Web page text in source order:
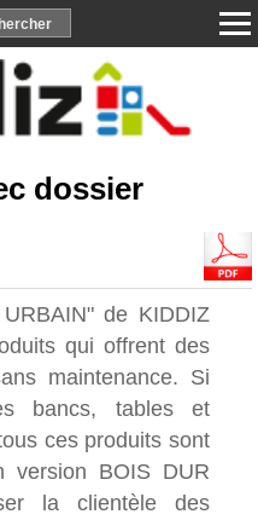
dossier
de KIDDIZ
qui offrent des
maintenance. Si
bancs, tables et
ces produits sont
version BOIS DUR
la clientèle des